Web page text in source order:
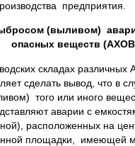
предприятия.
(выливом)
опасных веществ
складах
сделать вывод, что в
того или иного
аварии с
расположенных на
площадки, имеющей